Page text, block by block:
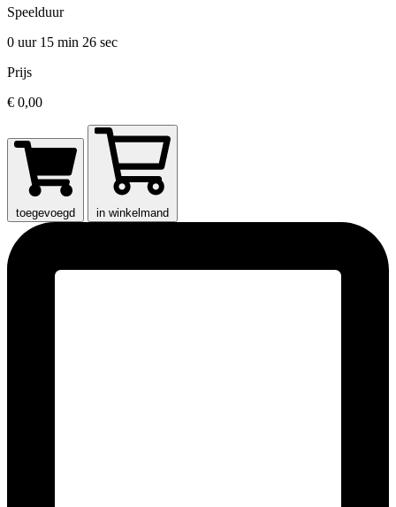
Speelduur
0 uur 15 min 26 sec
Prijs
€ 0,00
toegevoegd in winkelmand